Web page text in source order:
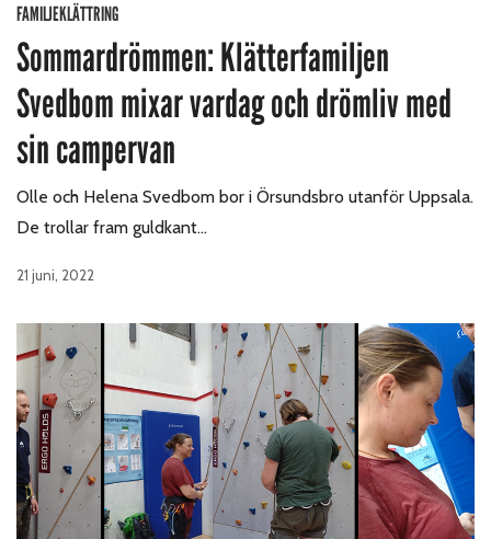
FAMILJEKLÄTTRING
Sommardrömmen: Klätterfamiljen
Svedbom mixar vardag och drömliv med
sin campervan
Olle och Helena Svedbom bor i Örsundsbro utanför Uppsala.
De trollar fram guldkant…
21 juni, 2022